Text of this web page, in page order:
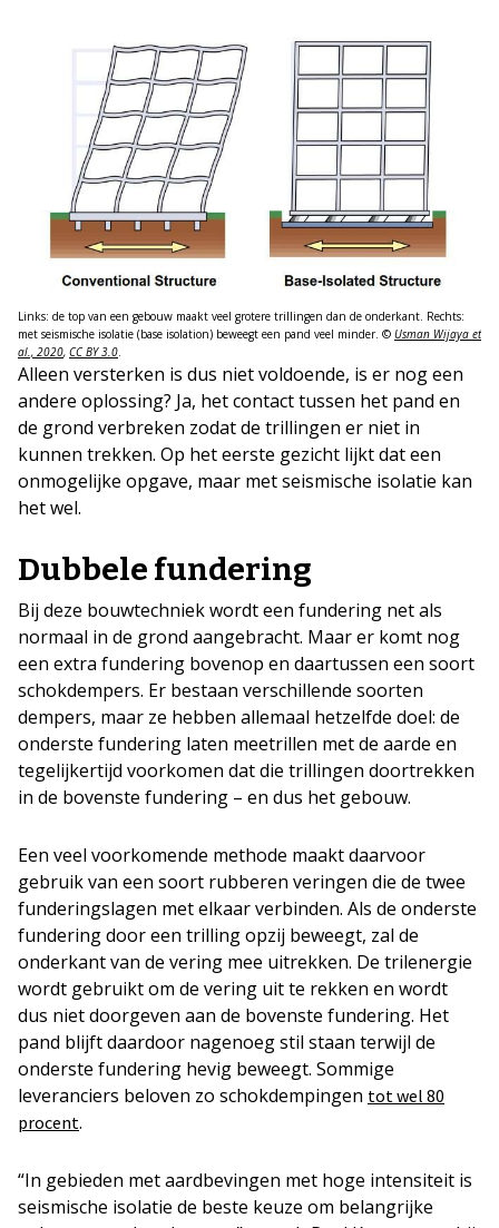
Links: de top van een gebouw maakt veel grotere trillingen dan de onderkant. Rechts:
met seismische isolatie (base isolation) beweegt een pand veel minder. © Usman Wijaya et
al., 2020, CC BY 3.0.
Alleen versterken is dus niet voldoende, is er nog een
andere oplossing? Ja, het contact tussen het pand en
de grond verbreken zodat de trillingen er niet in
kunnen trekken. Op het eerste gezicht lijkt dat een
onmogelijke opgave, maar met seismische isolatie kan
het wel.
Dubbele fundering
Bij deze bouwtechniek wordt een fundering net als
normaal in de grond aangebracht. Maar er komt nog
een extra fundering bovenop en daartussen een soort
schokdempers. Er bestaan verschillende soorten
dempers, maar ze hebben allemaal hetzelfde doel: de
onderste fundering laten meetrillen met de aarde en
tegelijkertijd voorkomen dat die trillingen doortrekken
in de bovenste fundering – en dus het gebouw.
Een veel voorkomende methode maakt daarvoor
gebruik van een soort rubberen veringen die de twee
funderingslagen met elkaar verbinden. Als de onderste
fundering door een trilling opzij beweegt, zal de
onderkant van de vering mee uitrekken. De trilenergie
wordt gebruikt om de vering uit te rekken en wordt
dus niet doorgeven aan de bovenste fundering. Het
pand blijft daardoor nagenoeg stil staan terwijl de
onderste fundering hevig beweegt. Sommige
leveranciers beloven zo schokdempingen tot wel 80
procent.
“In gebieden met aardbevingen met hoge intensiteit is
seismische isolatie de beste keuze om belangrijke